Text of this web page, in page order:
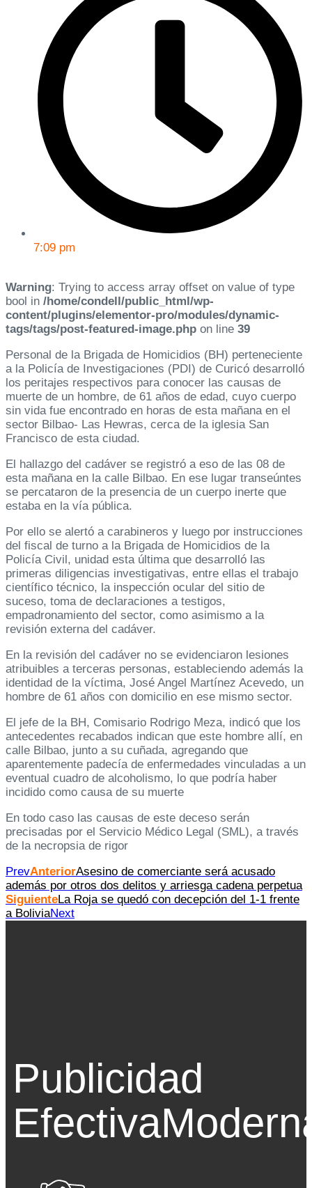
7:09 pm
Warning: Trying to access array offset on value of type
bool in /home/condell/public_html/wp-
content/plugins/elementor-pro/modules/dynamic-
tags/tags/post-featured-image.php on line 39
Personal de la Brigada de Homicidios (BH) perteneciente
a la Policía de Investigaciones (PDI) de Curicó desarrolló
los peritajes respectivos para conocer las causas de
muerte de un hombre, de 61 años de edad, cuyo cuerpo
sin vida fue encontrado en horas de esta mañana en el
sector Bilbao- Las Hewras, cerca de la iglesia San
Francisco de esta ciudad.
El hallazgo del cadáver se registró a eso de las 08 de
esta mañana en la calle Bilbao. En ese lugar transeúntes
se percataron de la presencia de un cuerpo inerte que
estaba en la vía pública.
Por ello se alertó a carabineros y luego por instrucciones
del fiscal de turno a la Brigada de Homicidios de la
Policía Civil, unidad esta última que desarrolló las
primeras diligencias investigativas, entre ellas el trabajo
científico técnico, la inspección ocular del sitio de
suceso, toma de declaraciones a testigos,
empadronamiento del sector, como asimismo a la
revisión externa del cadáver.
En la revisión del cadáver no se evidenciaron lesiones
atribuibles a terceras personas, estableciendo además la
identidad de la víctima, José Angel Martínez Acevedo, un
hombre de 61 años con domicilio en ese mismo sector.
El jefe de la BH, Comisario Rodrigo Meza, indicó que los
antecedentes recabados indican que este hombre allí, en
calle Bilbao, junto a su cuñada, agregando que
aparentemente padecía de enfermedades vinculadas a un
eventual cuadro de alcoholismo, lo que podría haber
incidido como causa de su muerte
En todo caso las causas de este deceso serán
precisadas por el Servicio Médico Legal (SML), a través
de la necropsia de rigor
PrevAnteriorAsesino de comerciante será acusado
además por otros dos delitos y arriesga cadena perpetua
SiguienteLa Roja se quedó con decepción del 1-1 frente
a BoliviaNext
Publicidad
Efectiva